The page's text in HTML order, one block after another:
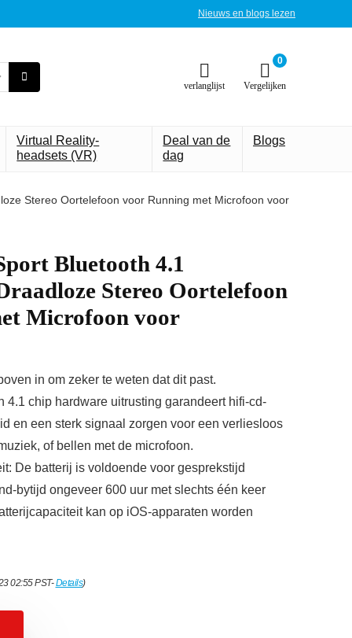
Nieuws en blogs lezen
verlanglijst
0
Vergelijken
Virtual Reality-
headsets (VR)
Deal van de
dag
Blogs
Stereo Oortelefoon voor Running met Microfoon voor
Bluetooth 4.1
Stereo Oortelefoon
Microfoon voor
in om zeker te weten dat dit past.
4.1 chip hardware uitrusting garandeert hifi-cd-
en een sterk signaal zorgen voor een verliesloos
of bellen met de microfoon.
De batterij is voldoende voor gesprekstijd
bytijd ongeveer 600 uur met slechts één keer
kan op iOS-apparaten worden
02:55 PST-Details)